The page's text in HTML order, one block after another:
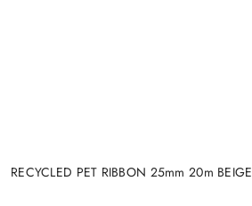
RECYCLED PET RIBBON 25mm 20m BEIGE